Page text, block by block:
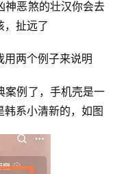
神恶煞的壮汉你会去
，扯远了
用两个例子来说明
案例了，手机壳是一
系小清新的，如图